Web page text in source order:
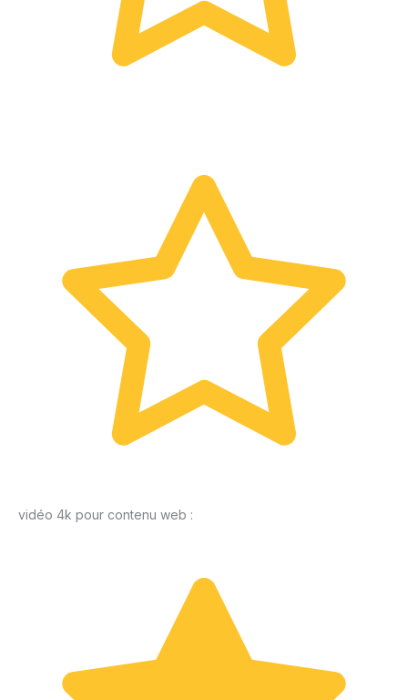
vidéo 4k pour contenu web :